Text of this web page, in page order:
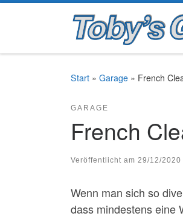
Zum Inhalt springen
Start » Garage » French
GARAGE
French
Veröffentlicht am 29/12/2020
Wenn man sich so
dass mindestens eine